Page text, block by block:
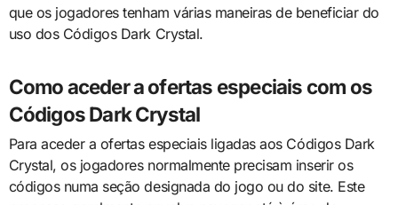
que os jogadores tenham várias maneiras de beneficiar do
uso dos Códigos Dark Crystal.
Como aceder a ofertas especiais com os
Códigos Dark Crystal
Para aceder a ofertas especiais ligadas aos Códigos Dark
Crystal, os jogadores normalmente precisam inserir os
códigos numa seção designada do jogo ou do site. Este